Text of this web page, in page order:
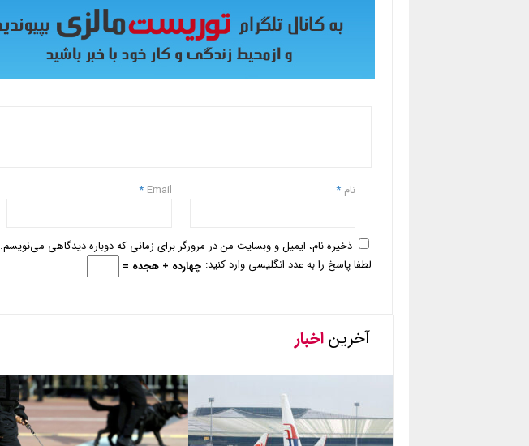
نام *
Email
*
ذخیره نام، ایمیل و وبسایت من در مرورگر برای زمانی که دوباره دیدگاهی می‌نویسم.
لطفا پاسخ را به عدد انگلیسی وارد کنید: چهارده + هجده =
آخریناخبار